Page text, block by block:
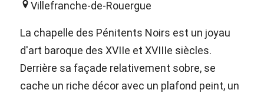
Villefranche-de-Rouergue
La chapelle des Pénitents Noirs est un joyau
d'art baroque des XVIIe et XVIIIe siècles.
Derrière sa façade relativement sobre, se
cache un riche décor avec un plafond peint, un